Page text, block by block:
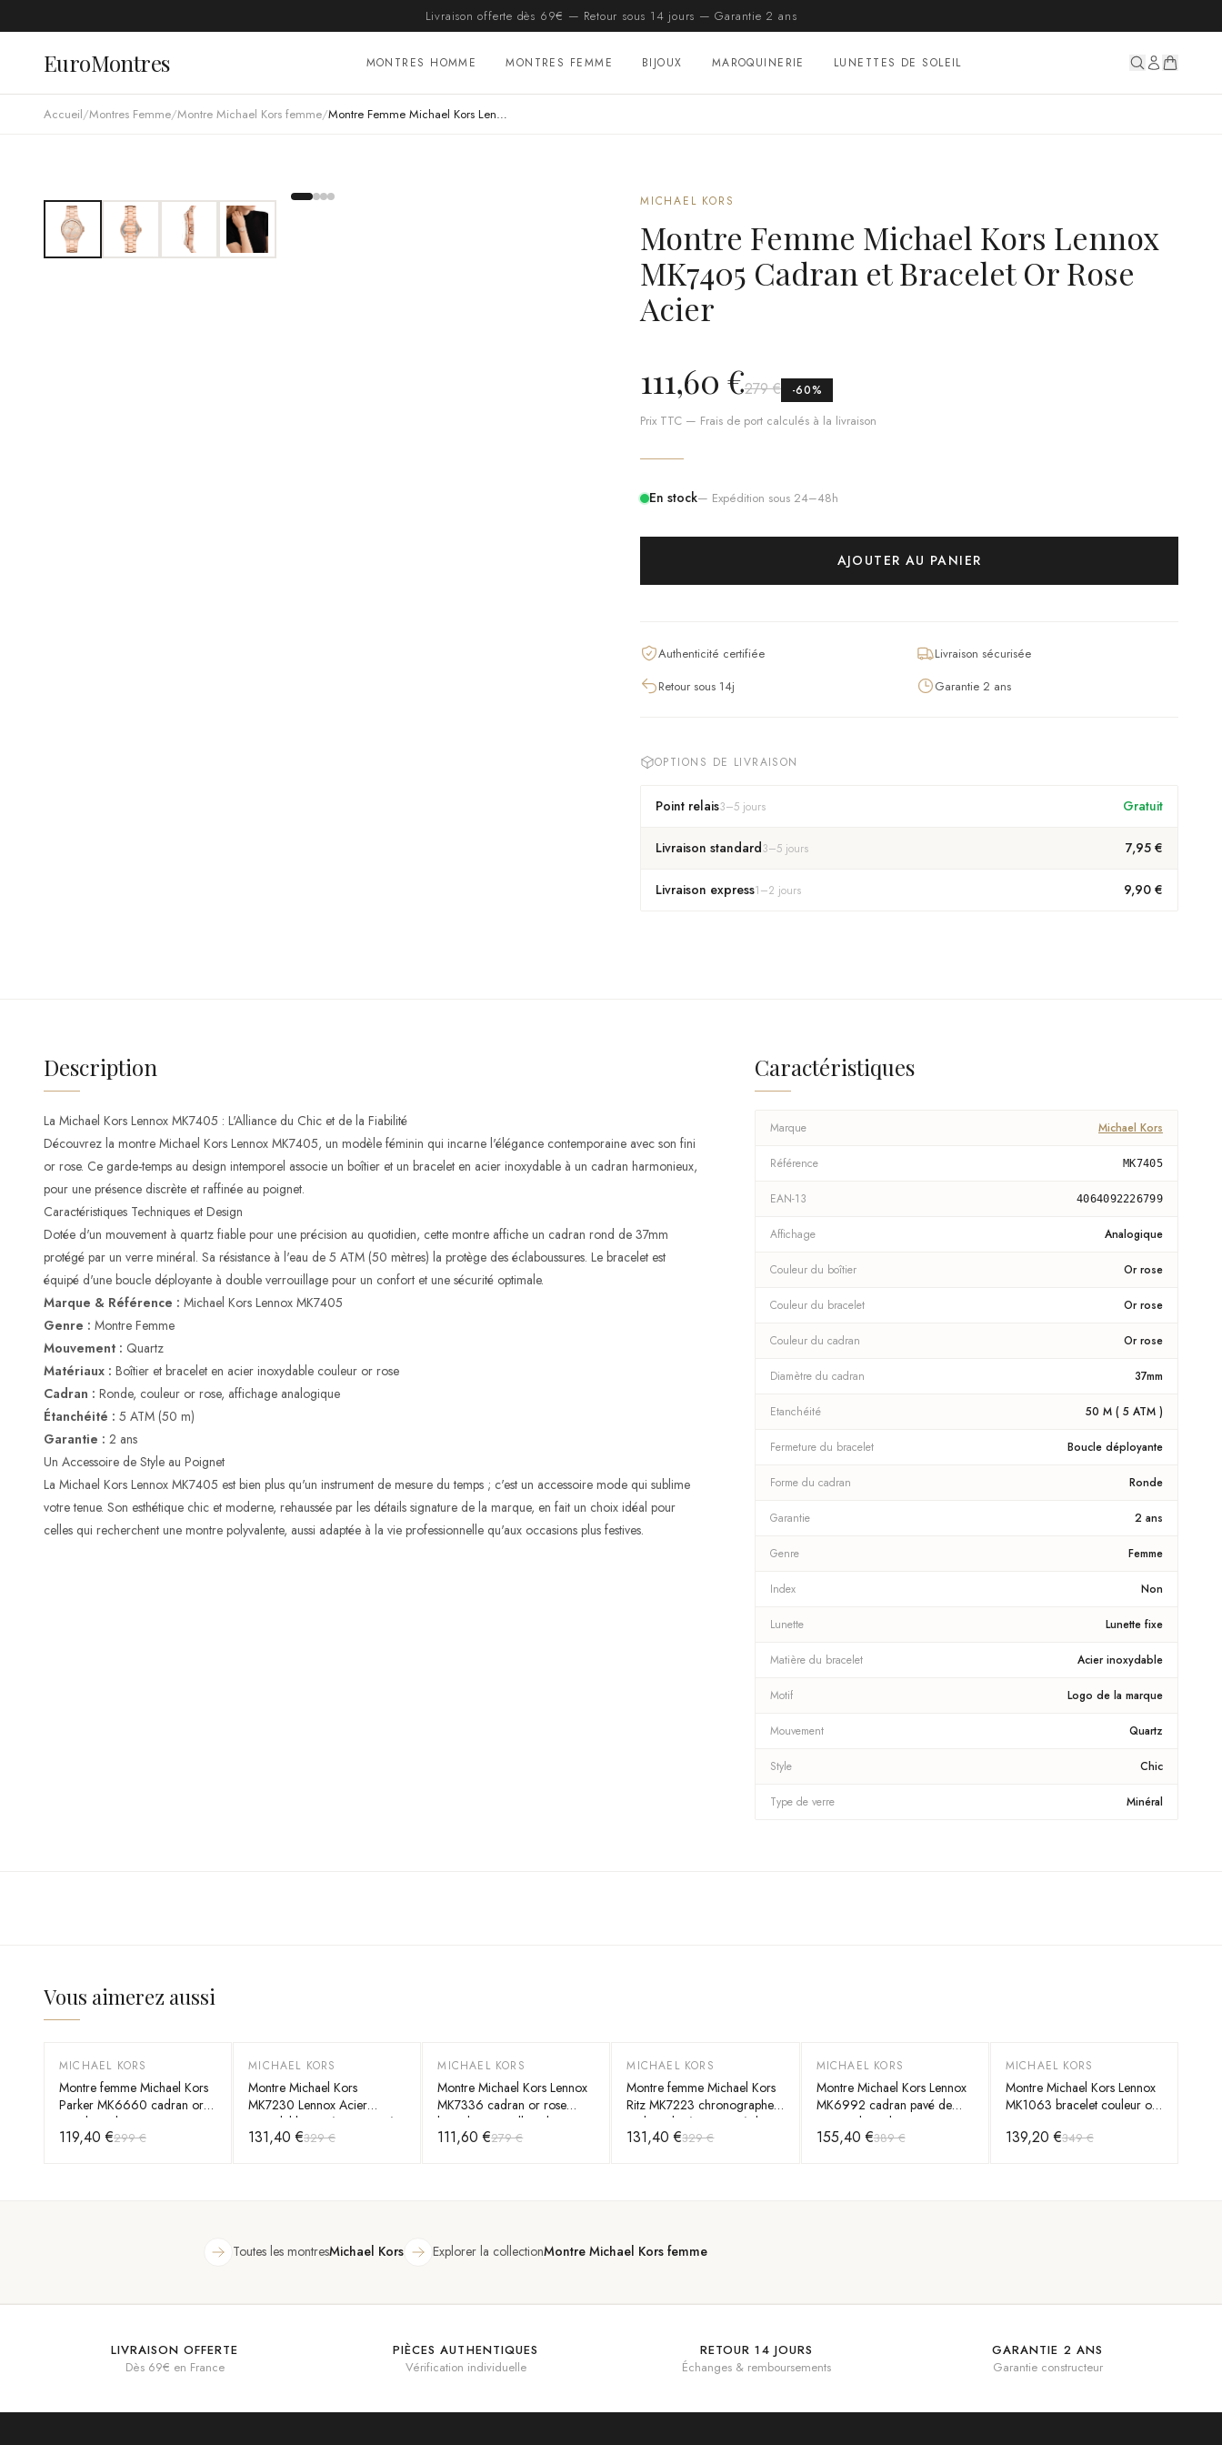
Livraison offerte dès 69€ — Retour sous 14 jours — Garantie 2 ans
EuroMontres MONTRES HOMME MONTRES FEMME BIJOUX MAROQUINERIE LUNETTES DE SOLEIL
Accueil/Montres Femme/Montre Michael Kors femme/ Montre Femme Michael Kors Lennox MK7405 Cadran et Bracelet Or Rose Acier
MICHAEL KORS
Montre Femme Michael Kors Lennox
MK7405 Cadran et Bracelet Or Rose
Acier
111,60 €279 € -60%
Prix TTC — Frais de port calculés à la livraison
En stock— Expédition sous 24–48h
AJOUTER AU PANIER
Authenticité certifiée
Livraison sécurisée
Retour sous 14j
Garantie 2 ans
OPTIONS DE LIVRAISON
Point relais3–5 jours Gratuit
Livraison standard3–5 jours 7,95 €
Livraison express1–2 jours 9,90 €
Description
La Michael Kors Lennox MK7405 : L'Alliance du Chic et de la Fiabilité
Découvrez la montre Michael Kors Lennox MK7405, un modèle féminin qui incarne l'élégance contemporaine avec son fini
or rose. Ce garde-temps au design intemporel associe un boîtier et un bracelet en acier inoxydable à un cadran harmonieux,
pour une présence discrète et raffinée au poignet.
Caractéristiques Techniques et Design
Dotée d'un mouvement à quartz fiable pour une précision au quotidien, cette montre affiche un cadran rond de 37mm
protégé par un verre minéral. Sa résistance à l'eau de 5 ATM (50 mètres) la protège des éclaboussures. Le bracelet est
équipé d'une boucle déployante à double verrouillage pour un confort et une sécurité optimale.
Marque & Référence : Michael Kors Lennox MK7405
Genre : Montre Femme
Mouvement : Quartz
Matériaux : Boîtier et bracelet en acier inoxydable couleur or rose
Cadran : Ronde, couleur or rose, affichage analogique
Étanchéité : 5 ATM (50 m)
Garantie : 2 ans
Un Accessoire de Style au Poignet
La Michael Kors Lennox MK7405 est bien plus qu'un instrument de mesure du temps ; c'est un accessoire mode qui sublime
votre tenue. Son esthétique chic et moderne, rehaussée par les détails signature de la marque, en fait un choix idéal pour
celles qui recherchent une montre polyvalente, aussi adaptée à la vie professionnelle qu'aux occasions plus festives.
Caractéristiques
Marque Michael Kors
Référence MK7405
EAN-13 4064092226799
Affichage Analogique
Couleur du boîtier Or rose
Couleur du bracelet Or rose
Couleur du cadran Or rose
Diamètre du cadran 37mm
Etanchéité 50 M ( 5 ATM )
Fermeture du bracelet Boucle déployante
Forme du cadran Ronde
Garantie 2 ans
Genre Femme
Index Non
Lunette Lunette fixe
Matière du bracelet Acier inoxydable
Motif Logo de la marque
Mouvement Quartz
Style Chic
Type de verre Minéral
Vous aimerez aussi
-60%
MICHAEL KORS
Montre femme Michael Kors
Parker MK6660 cadran or
rose bracelet en acier
inoxydable
119,40 €299 €
-60%
MICHAEL KORS
Montre Michael Kors
MK7230 Lennox Acier
Inoxydable Doré Rose Pavé
Logo
131,40 €329 €
-60%
MICHAEL KORS
Montre Michael Kors Lennox
MK7336 cadran or rose
bracelet en maille milanaise
111,60 €279 €
-60%
MICHAEL KORS
Montre femme Michael Kors
Ritz MK7223 chronographe
cadran doré rose orné de
cristaux
131,40 €329 €
-60%
MICHAEL KORS
Montre Michael Kors Lennox
MK6992 cadran pavé de
cristaux bracelet acier
inoxydable pavé
155,40 €389 €
-60%
MICHAEL KORS
Montre Michael Kors Lennox
MK1063 bracelet couleur or
139,20 €349 €
Toutes les montresMichael Kors Explorer la collectionMontre Michael Kors femme
LIVRAISON OFFERTE
Dès 69€ en France
PIÈCES AUTHENTIQUES
Vérification individuelle
RETOUR 14 JOURS
Échanges & remboursements
GARANTIE 2 ANS
Garantie constructeur